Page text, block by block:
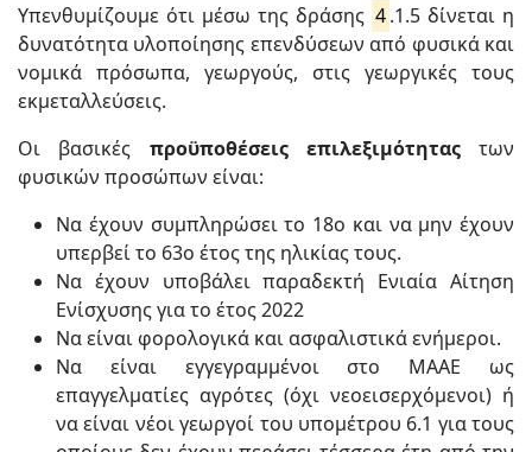
Υπενθυμίζουμε ότι μέσω της δράσης 4.1.5 δίνεται η
δυνατότητα υλοποίησης επενδύσεων από φυσικά και
νομικά πρόσωπα, γεωργούς, στις γεωργικές τους
εκμεταλλεύσεις.
Οι βασικές προϋποθέσεις επιλεξιμότηταςτων
φυσικών προσώπων είναι:
Να έχουν συμπληρώσει το 18ο και να μην έχουν
υπερβεί το 63ο έτος της ηλικίας τους.
Να έχουν υποβάλει παραδεκτή Ενιαία Αίτηση
Ενίσχυσης για το έτος 2022
Να είναι φορολογικά και ασφαλιστικά ενήμεροι.
Να είναι εγγεγραμμένοι στο ΜΑΑΕ ως
επαγγελματίες αγρότες (όχι νεοεισερχόμενοι) ή
να είναι νέοι γεωργοί του υπομέτρου 6.1 για τους